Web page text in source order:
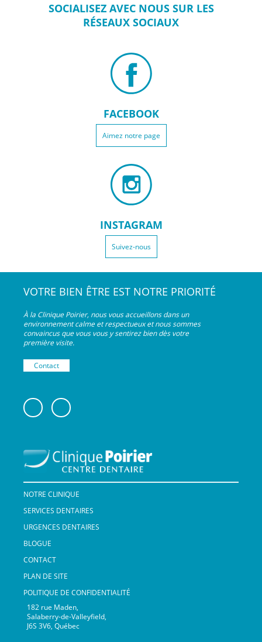
SOCIALISEZ AVEC NOUS SUR LES
RÉSEAUX SOCIAUX
FACEBOOK
Aimez notre page
INSTAGRAM
Suivez-nous
VOTRE BIEN ÊTRE EST NOTRE PRIORITÉ
À la Clinique Poirier, nous vous accueillons dans un
environnement calme et respectueux et nous sommes
convaincus que vous vous y sentirez bien dès votre
première visite.
Contact
NOTRE CLINIQUE
SERVICES DENTAIRES
URGENCES DENTAIRES
BLOGUE
CONTACT
PLAN DE SITE
POLITIQUE DE CONFIDENTIALITÉ
182 rue Maden,
Salaberry-de-Valleyfield,
J6S 3V6, Québec